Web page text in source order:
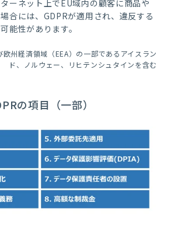
ーネット上でEU域内の顧客に商品や
合には、GDPRが適用され、違反する
能性があります。
欧州経済領域（EEA）の一部であるアイスラン
ド、ノルウェー、リヒテンシュタインを含む
の項目（一部）